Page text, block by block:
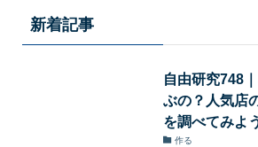
新着記事
自由研究748
ぶの？人気店
を調べてみよ
作る